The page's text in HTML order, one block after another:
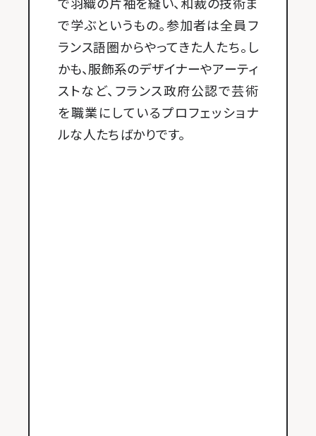
で羽織の片袖を縫い、和裁の技術ま
で学ぶというもの。参加者は全員フ
ランス語圏からやってきた人たち。し
かも、服飾系のデザイナーやアーティ
ストなど、フランス政府公認で芸術
を職業にしているプロフェッショナ
ルな人たちばかりです。